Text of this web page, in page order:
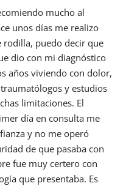
mucho al
unos días me realizo
rodilla, puedo decir que
dio con mi diagnóstico
años viviendo con dolor,
y estudios
limitaciones. El
día en consulta me
y no me operó
de que pasaba con
fue muy certero con
que presentaba. Es